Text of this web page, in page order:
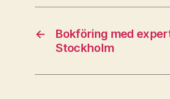
←
Bokföring med
Stockholm